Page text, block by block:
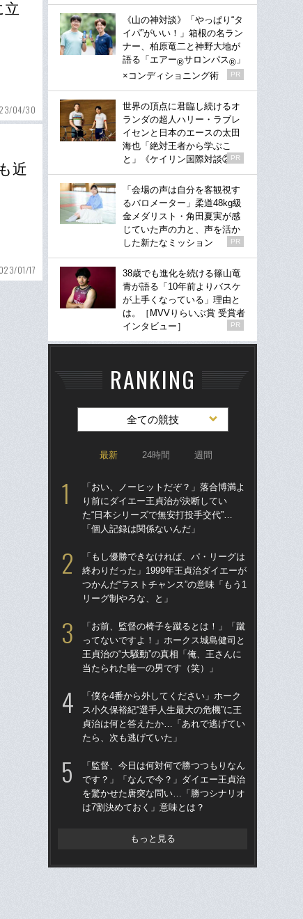
立
04/30
近
01/17
《山の神対談》「やっぱり“タ
イパ”がいい！」箱根の名ラン
ナー、柏原竜二と神野大地が
語る「エアー®サロンパス® 」
×コンディショニング術
PR
世界の頂点に君臨し続けるオ
ランダの超人ハリー・ラブレ
イセンと日本のエースの太田
海也「絶対王者から学ぶこ
と」《ケイリン国際対談②》
PR
「会場の声は自分を客観視す
るバロメーター」柔道48kg級
金メダリスト・角田夏実が感
じていた声の力と、声を活か
した新たなミッション
PR
38歳でも進化を続ける篠山竜
青が語る「10年前よりバスケ
が上手くなっている」理由と
は。［MVVりらいぶ賞 受賞者
インタビュー］
PR
RANKING
全ての競技
最新 24時間 週間
「おい、ノーヒットだぞ？」落合博満よ
り前にダイエー王貞治が決断してい
た“日本シリーズで無安打投手交代”…
「個人記録は関係ないんだ」
「もし優勝できなければ、パ・リーグは
終わりだった」1999年王貞治ダイエーが
つかんだ“ラストチャンス”の意味「もう1
リーグ制やろな、と」
「お前、監督の椅子を蹴るとは！」「蹴
ってないですよ！」ホークス城島健司と
王貞治の“大騒動”の真相「俺、王さんに
当たられた唯一の男です（笑）」
「僕を4番から外してください」ホーク
ス小久保裕紀“選手人生最大の危機”に王
貞治は何と答えたか…「あれで逃げてい
たら、次も逃げていた」
「監督、今日は何対何で勝つつもりなん
です？」「なんで今？」ダイエー王貞治
を驚かせた唐突な問い…「勝つシナリオ
は7割決めておく」意味とは？
もっと見る